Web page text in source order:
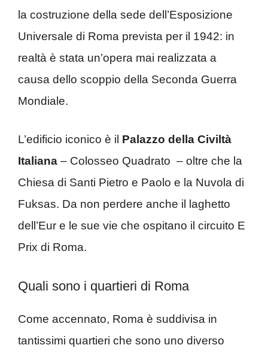
la costruzione della sede dell’Esposizione
Universale di Roma prevista per il 1942: in
realtà è stata un’opera mai realizzata a
causa dello scoppio della Seconda Guerra
Mondiale.
L’edificio iconico è il Palazzo della Civiltà
Italiana – Colosseo Quadrato – oltre che la
Chiesa di Santi Pietro e Paolo e la Nuvola di
Fuksas. Da non perdere anche il laghetto
dell’Eur e le sue vie che ospitano il circuito E
Prix di Roma.
Quali sono i quartieri di Roma
Come accennato, Roma è suddivisa in
tantissimi quartieri che sono uno diverso